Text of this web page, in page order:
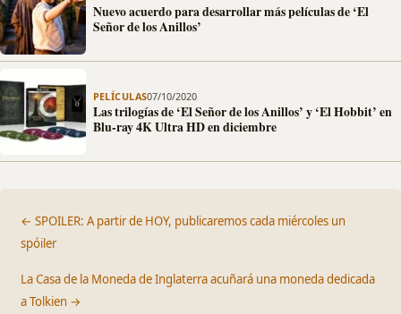
Nuevo acuerdo para desarrollar más películas de ‘El
Señor de los Anillos’
PELÍCULAS07/10/2020
Las trilogías de ‘El Señor de los Anillos’ y ‘El Hobbit’ en
Blu-ray 4K Ultra HD en diciembre
← SPOILER: A partir de HOY, publicaremos cada miércoles un
spóiler
La Casa de la Moneda de Inglaterra acuñará una moneda dedicada
a Tolkien →